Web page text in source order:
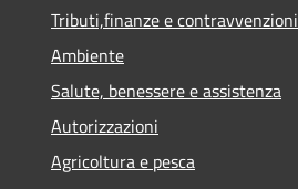
Tributi,finanze e contravvenzioni
Ambiente
Salute, benessere e assistenza
Autorizzazioni
Agricoltura e pesca